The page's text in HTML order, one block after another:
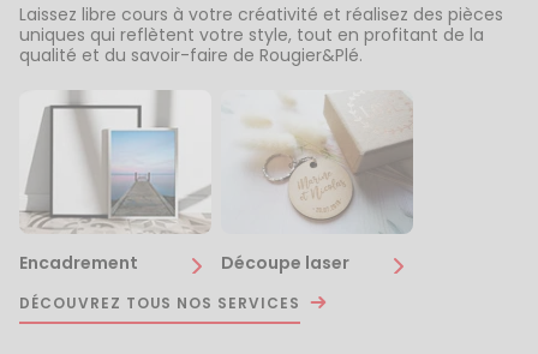
Laissez libre cours à votre créativité et réalisez des pièces
uniques qui reflètent votre style, tout en profitant de la
qualité et du savoir-faire de Rougier&Plé.
Encadrement Découpe laser
DÉCOUVREZ TOUS NOS SERVICES